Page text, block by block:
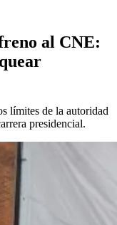
al CNE:
límites de la autoridad
presidencial.